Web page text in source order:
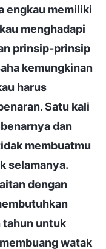
engkau memiliki
menghadapi
prinsip-prinsip
kemungkinan
harus
Satu kali
dan
membuatmu
selamanya.
dengan
tahun untuk
watak